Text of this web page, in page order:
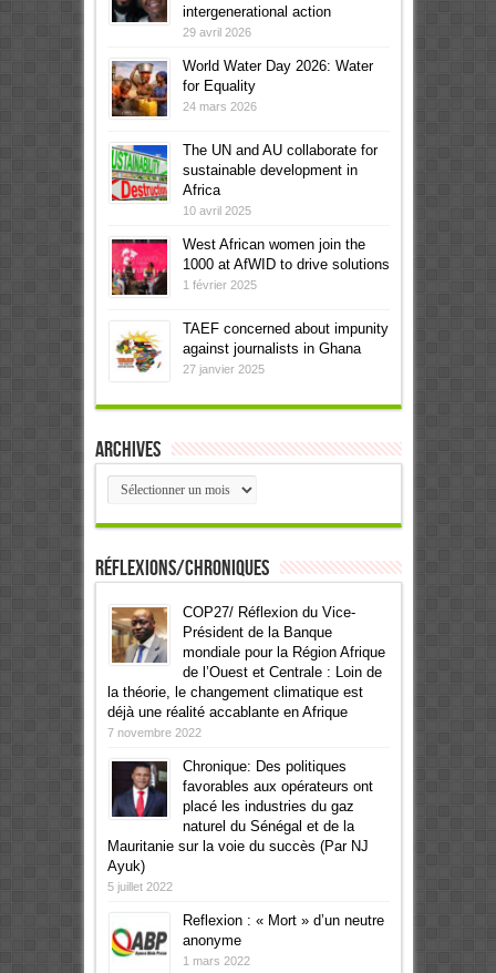
intergenerational action
29 avril 2026
World Water Day 2026: Water
for Equality
24 mars 2026
The UN and AU collaborate for
sustainable development in
Africa
10 avril 2025
West African women join the
1000 at AfWID to drive solutions
1 février 2025
TAEF concerned about impunity
against journalists in Ghana
27 janvier 2025
Archives
Archives
Réflexions/Chroniques
COP27/ Réflexion du Vice-
Président de la Banque
mondiale pour la Région Afrique
de l’Ouest et Centrale : Loin de
la théorie, le changement climatique est
déjà une réalité accablante en Afrique
7 novembre 2022
Chronique: Des politiques
favorables aux opérateurs ont
placé les industries du gaz
naturel du Sénégal et de la
Mauritanie sur la voie du succès (Par NJ
Ayuk)
5 juillet 2022
Reflexion : « Mort » d’un neutre
anonyme
1 mars 2022